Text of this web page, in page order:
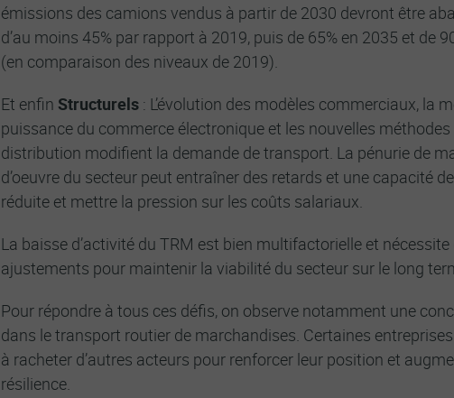
émissions des camions vendus à partir de 2030 devront être
d’au moins 45% par rapport à 2019, puis de 65% en 2035 et de
(en comparaison des niveaux de 2019).
Et enfin Structurels : L’évolution des modèles commerciaux, la
puissance du commerce électronique et les nouvelles méthodes
distribution modifient la demande de transport. La pénurie de
d’oeuvre du secteur peut entraîner des retards et une capacité
réduite et mettre la pression sur les coûts salariaux.
La baisse d’activité du TRM est bien multifactorielle et nécessite
ajustements pour maintenir la viabilité du secteur sur le long
Pour répondre à tous ces défis, on observe notamment une
dans le transport routier de marchandises. Certaines
à racheter d’autres acteurs pour renforcer leur position et
résilience.